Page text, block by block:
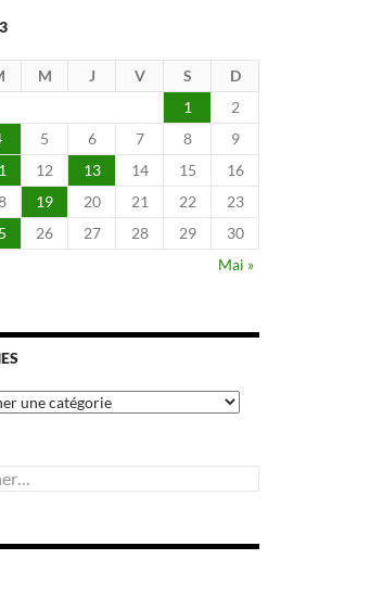
M J V S
D
1
2
5 6 7 8
9
12 13 14 15
16
19 20 21 22
23
26 27 28 29
30
Mai »
: